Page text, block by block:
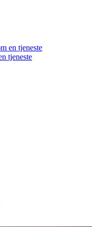
en tjeneste
tjeneste